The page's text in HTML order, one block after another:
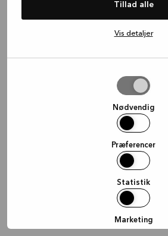
Tillad alle
Vis detaljer
Nødvendig
Præferencer
Statistik
Marketing